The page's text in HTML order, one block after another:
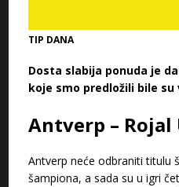
TIP DANA
Dosta slabija ponuda je
koje smo predložili bile
Antverp – Rojal
Antverp neće odbraniti titulu
šampiona, a sada su u igri